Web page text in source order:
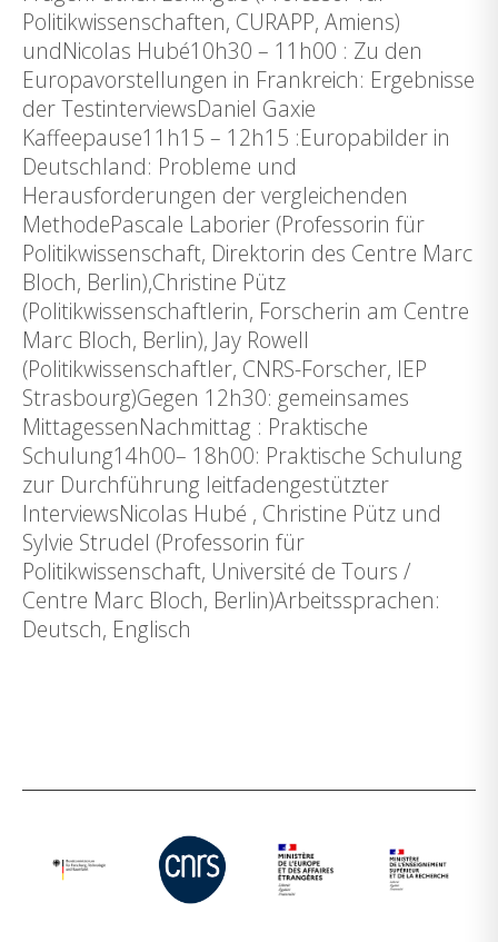
Politikwissenschaften, CURAPP, Amiens)
undNicolas Hubé10h30 – 11h00 : Zu den
Europavorstellungen in Frankreich: Ergebnisse
der TestinterviewsDaniel Gaxie
Kaffeepause11h15 – 12h15 :Europabilder in
Deutschland: Probleme und
Herausforderungen der vergleichenden
MethodePascale Laborier (Professorin für
Politikwissenschaft, Direktorin des Centre Marc
Bloch, Berlin),Christine Pütz
(Politikwissenschaftlerin, Forscherin am Centre
Marc Bloch, Berlin), Jay Rowell
(Politikwissenschaftler, CNRS-Forscher, IEP
Strasbourg)Gegen 12h30: gemeinsames
MittagessenNachmittag : Praktische
Schulung14h00– 18h00: Praktische Schulung
zur Durchführung leitfadengestützter
InterviewsNicolas Hubé , Christine Pütz und
Sylvie Strudel (Professorin für
Politikwissenschaft, Université de Tours /
Centre Marc Bloch, Berlin)Arbeitssprachen:
Deutsch, Englisch